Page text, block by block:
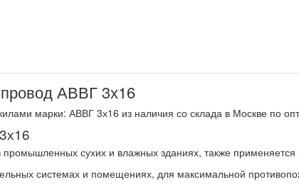
АВВГ 3х16
марки: АВВГ 3х16 из наличия со склада в Москве по
сухих и влажных зданиях, также применяется
системах и помещениях, для максимальной